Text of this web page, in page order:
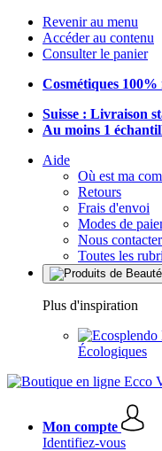
Revenir au menu
Accéder au contenu
Consulter le panier
Cosmétiques 100%
Suisse : Livraison
Au moins 1
Aide
Où est ma
Retours
Frais d'envoi
Modes de
Nous contacter
Toutes les
Plus d'inspiration
Écologiques
Mon compte
Identifiez-vous